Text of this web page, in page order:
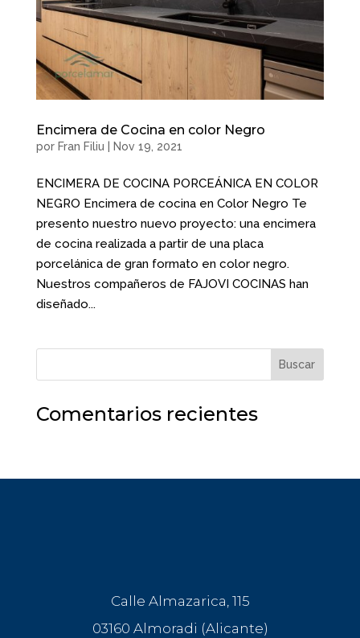
Encimera de Cocina en color Negro
por Fran Filiu Nov 19, 2021
ENCIMERA DE COCINA PORCEÁNICA EN COLOR
NEGRO Encimera de cocina en Color Negro Te
presento nuestro nuevo proyecto: una encimera
de cocina realizada a partir de una placa
porcelánica de gran formato en color negro.
Nuestros compañeros de FAJOVI COCINAS han
diseñado...
Comentarios recientes
Calle Almazarica, 115
03160 Almoradi (Alicante)